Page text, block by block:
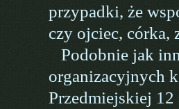
przypadki, że
czy ojciec, córka,
Podobnie jak
organizacyjnych
Przedmiejskiej